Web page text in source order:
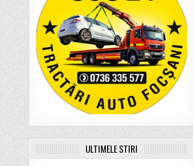
ULTIMELE ȘTIRI